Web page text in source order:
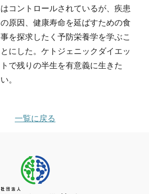
はコントロールされているが、疾患
の原因、健康寿命を延ばすための食
事を探求したく予防栄養学を学ぶこ
とにした。ケトジェニックダイエッ
トで残りの半生を有意義に生きた
い。
一覧に戻る